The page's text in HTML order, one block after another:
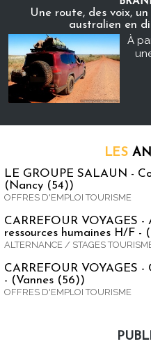
Une route, des voix,
australien en
À
LES
LE GROUPE SALAUN -
(Nancy (54))
OFFRES D'EMPLOI TOURISME
CARREFOUR VOYAGES
ressources humaines H/F -
ALTERNANCE / STAGES
CARREFOUR VOYAGES
- (Vannes (56))
OFFRES D'EMPLOI TOURISME